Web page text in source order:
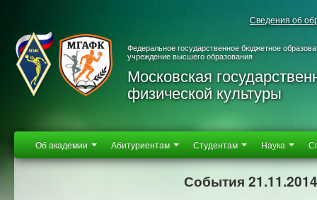
Сведения об
Федеральное государственное бюджетное
учреждение высшего образования
Московская
физической культуры
Об академии Абитуриентам Студентам Наука
События 21.11.2014